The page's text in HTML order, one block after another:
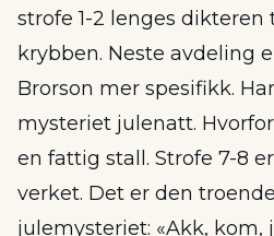
strofe 1-2 lenges
krybben. Neste avdeling
Brorson mer spesifikk.
mysteriet julenatt.
en fattig stall. Strofe 7-8
verket. Det er den
julemysteriet: «Akk, kom,